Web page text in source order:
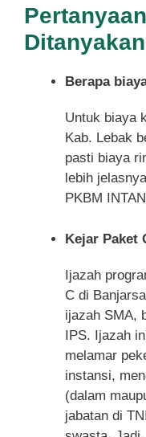
Ditanyakan
Berapa
Untuk biaya
Kab. Lebak
pasti biaya
lebih
PKBM
Kejar Paket
Ijazah
C di
ijazah SMA,
IPS. Ijazah
melamar
instansi,
(dalam
jabatan di